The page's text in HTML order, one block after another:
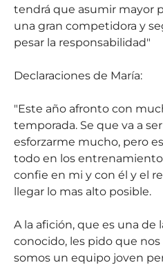
tendrá que asumir mayor
una gran competidora y
pesar la responsabilidad"
Declaraciones de María:
"Este año afronto con
temporada. Se que va a
esforzarme mucho, pero
todo en los
confie en mi y con él y el
llegar lo mas alto posible.
A la afición, que es una de
conocido, les pido que
somos un equipo joven